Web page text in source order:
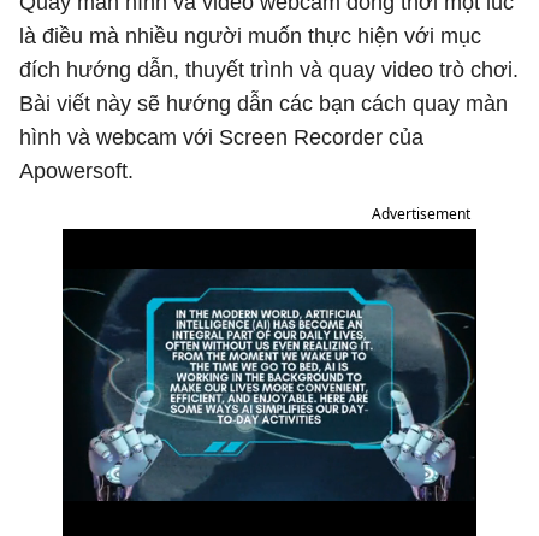
là điều mà nhiều người muốn thực hiện với mục
đích hướng dẫn, thuyết trình và quay video trò chơi.
Bài viết này sẽ hướng dẫn các bạn cách quay màn
hình và webcam với Screen Recorder của
Apowersoft.
Advertisement